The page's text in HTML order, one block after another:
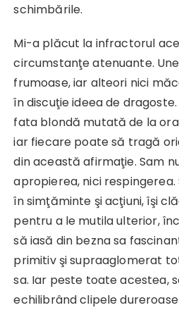
schimbările.
Mi-a plăcut la infractorul
circumstanţe atenuante.
frumoase, iar alteori nici
în discuţie ideea de
fata blondă mutată de la
iar fiecare poate să tragă
din această afirmaţie. Sam
apropierea, nici
în simţăminte şi acţiuni, îşi
pentru a le mutila ulterior,
să iasă din bezna sa
primitiv şi supraaglomerat
sa. Iar peste toate acestea,
echilibrând clipele